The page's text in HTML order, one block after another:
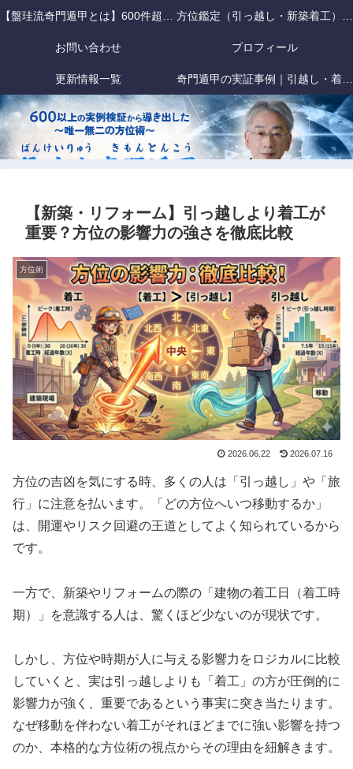
お問い合わせ プロフィール
更新情報一覧
【新築・リフォーム】引っ越しより着工が
重要？方位の影響力の強さを徹底比較
方位術
2026.06.22 2026.07.16
方位の吉凶を気にする時、多くの人は「引っ越し」や「旅
行」に注意を払います。「どの方位へいつ移動するか」
は、開運やリスク回避の王道としてよく知られているから
です。
一方で、新築やリフォームの際の「建物の着工日（着工時
期）」を意識する人は、驚くほど少ないのが現状です。
しかし、方位や時期が人に与える影響力をロジカルに比較
していくと、実は引っ越しよりも「着工」の方が圧倒的に
影響力が強く、重要であるという事実に突き当たります。
なぜ移動を伴わない着工がそれほどまでに強い影響を持つ
のか、本格的な方位術の視点からその理由を紐解きます。